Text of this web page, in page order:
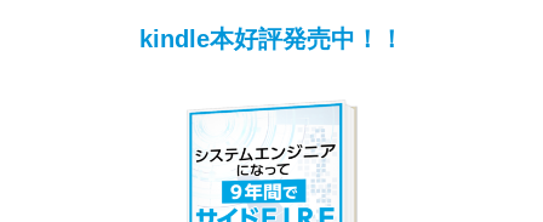
kindle本好評発売中！！